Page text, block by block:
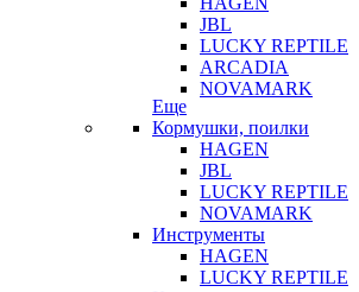
JBL
LUCKY REPTILE
ARCADIA
NOVAMARK
Еще
Кормушки, поилки
HAGEN
JBL
LUCKY REPTILE
NOVAMARK
Инструменты
HAGEN
LUCKY REPTILE